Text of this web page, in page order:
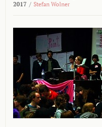
2017 / Stefan Wolner